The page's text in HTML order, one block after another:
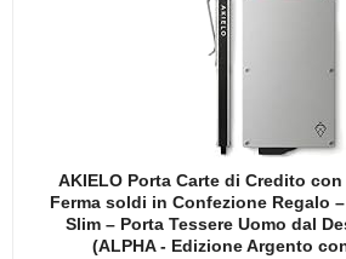
AKIELO Porta Carte di Credito
Ferma soldi in Confezione Regalo
Slim – Porta Tessere Uomo dal
(ALPHA - Edizione Argento